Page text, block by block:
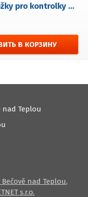
redukční podložky pro kontrolky LED - 2ks
В КОРЗИНУ
nad Teplou
Bečově nad Teplou,
s.r.o.